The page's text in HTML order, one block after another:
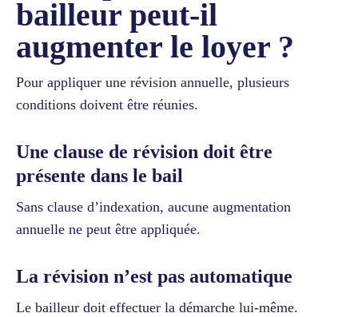
bailleur peut-il
augmenter le loyer ?
Pour appliquer une révision annuelle, plusieurs
conditions doivent être réunies.
Une clause de révision doit être
présente dans le bail
Sans clause d’indexation, aucune augmentation
annuelle ne peut être appliquée.
La révision n’est pas automatique
Le bailleur doit effectuer la démarche lui-même.